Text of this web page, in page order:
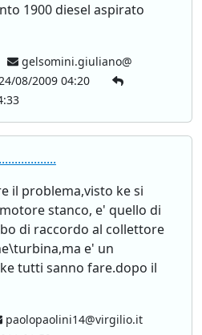
1900 diesel aspirato
gelsomini.giuliano@
08/2009 04:20
il problema,visto ke si
stanco, e' quello di
di raccordo al collettore
e' un
tutti sanno fare.dopo il
paolopaolini14@virgilio.it